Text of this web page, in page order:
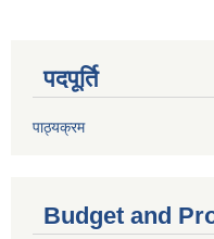
पदपूर्ति
पाठ्यक्रम
Budget and